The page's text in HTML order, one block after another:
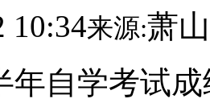
10:34来源:萧
年自学考试